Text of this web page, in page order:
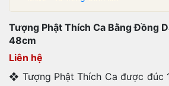
Tượng Phật Thích Ca Bằng Đồng
48cm
Liên hệ
❖ Tượng Phật Thích Ca được đúc